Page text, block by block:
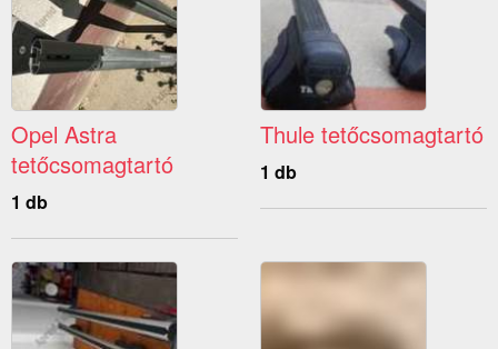
Opel Astra
tetőcsomagtartó
1 db
Thule tetőcsomagtartó
1 db